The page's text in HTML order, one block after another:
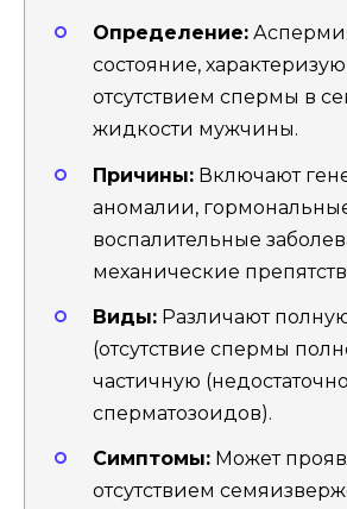
Определение:
состояние,
отсутствием спермы в
жидкости мужчины.
Причины: Включают
аномалии,
воспалительные
механические
Виды: Различают
(отсутствие спермы
частичную
сперматозоидов).
Симптомы: Может
отсутствием